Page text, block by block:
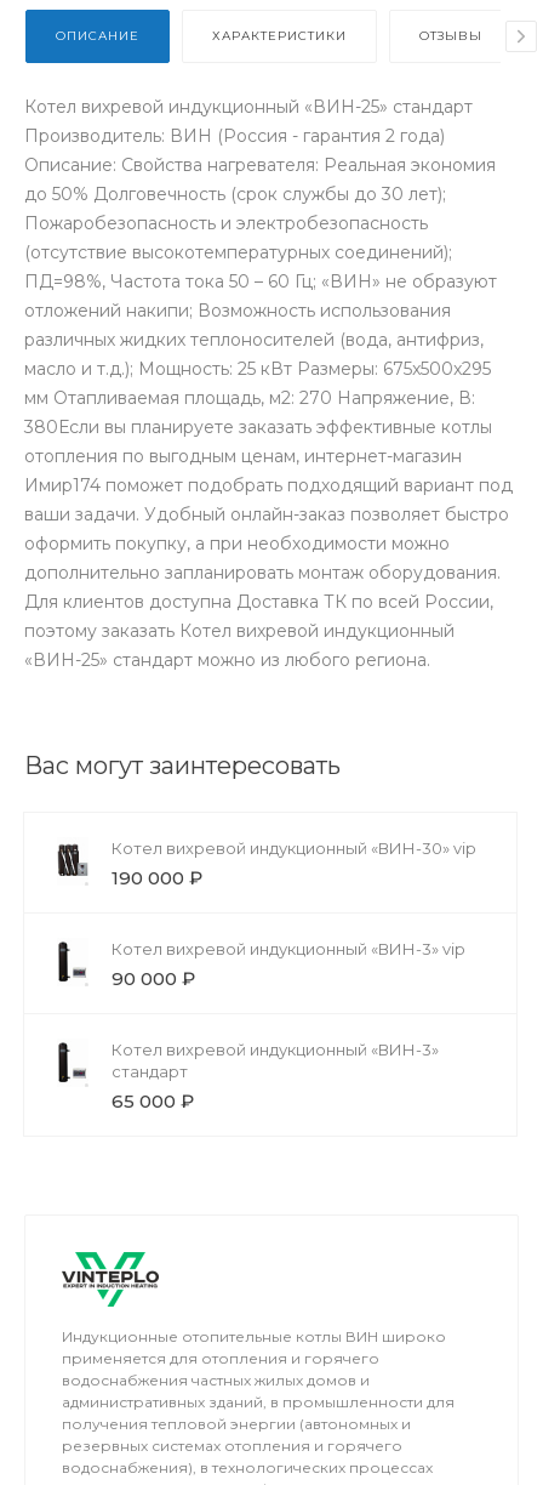
ОПИСАНИЕ ХАРАКТЕРИСТИКИ ОТЗЫВЫ
Котел вихревой индукционный «ВИН-25» стандарт
Производитель: ВИН (Россия - гарантия 2 года)
Описание: Свойства нагревателя: Реальная экономия
до 50% Долговечность (срок службы до 30 лет);
Пожаробезопасность и электробезопасность
(отсутствие высокотемпературных соединений);
ПД=98%, Частота тока 50 – 60 Гц; «ВИН» не образуют
отложений накипи; Возможность использования
различных жидких теплоносителей (вода, антифриз,
масло и т.д.); Мощность: 25 кВт Размеры: 675x500x295
мм Отапливаемая площадь, м2: 270 Напряжение, В:
380Если вы планируете заказать эффективные котлы
отопления по выгодным ценам, интернет-магазин
Имир174 поможет подобрать подходящий вариант под
ваши задачи. Удобный онлайн-заказ позволяет быстро
оформить покупку, а при необходимости можно
дополнительно запланировать монтаж оборудования.
Для клиентов доступна Доставка ТК по всей России,
поэтому заказать Котел вихревой индукционный
«ВИН-25» стандарт можно из любого региона.
Вас могут заинтересовать
Котел вихревой индукционный «ВИН-30» vip
190 000 ₽
Котел вихревой индукционный «ВИН-3» vip
90 000 ₽
Котел вихревой индукционный «ВИН-3»
стандарт
65 000 ₽
Индукционные отопительные котлы ВИН широко
применяется для отопления и горячего
водоснабжения частных жилых домов и
административных зданий, в промышленности для
получения тепловой энергии (автономных и
резервных системах отопления и горячего
водоснабжения), в технологических процессах